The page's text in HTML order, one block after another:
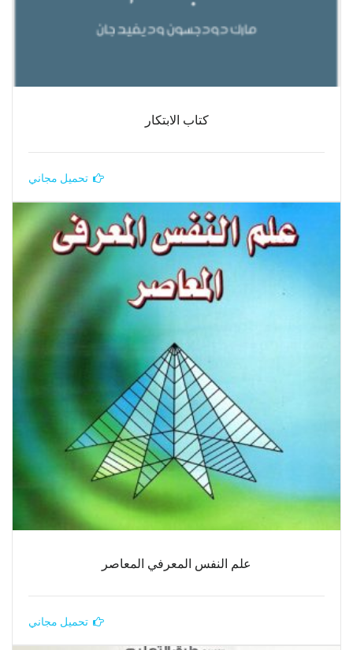
كتاب الابتكار
تحميل مجاني
علم النفس المعرفي المعاصر
تحميل مجاني